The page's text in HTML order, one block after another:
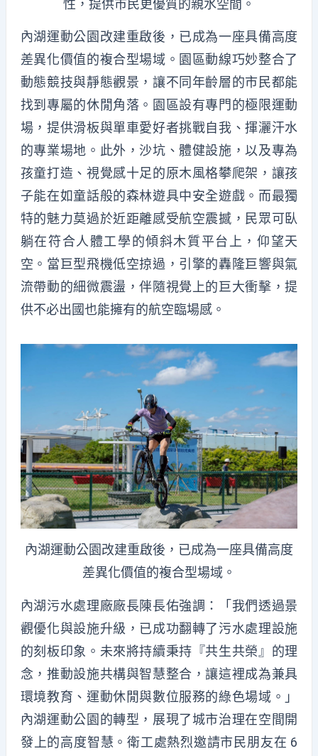
性，提供市民更優質的親水空間。
內湖運動公園改建重啟後，已成為一座具備高度
差異化價值的複合型場域。園區動線巧妙整合了
動態競技與靜態觀景，讓不同年齡層的市民都能
找到專屬的休閒角落。園區設有專門的極限運動
場，提供滑板與單車愛好者挑戰自我、揮灑汗水
的專業場地。此外，沙坑、體健設施，以及專為
孩童打造、視覺感十足的原木風格攀爬架，讓孩
子能在如童話般的森林遊具中安全遊戲。而最獨
特的魅力莫過於近距離感受航空震撼，民眾可臥
躺在符合人體工學的傾斜木質平台上，仰望天
空。當巨型飛機低空掠過，引擎的轟隆巨響與氣
流帶動的細微震盪，伴隨視覺上的巨大衝擊，提
供不必出國也能擁有的航空臨場感。
內湖運動公園改建重啟後，已成為一座具備高度
差異化價值的複合型場域。
內湖污水處理廠廠長陳長佑強調：「我們透過景
觀優化與設施升級，已成功翻轉了污水處理設施
的刻板印象。未來將持續秉持『共生共榮』的理
念，推動設施共構與智慧整合，讓這裡成為兼具
環境教育、運動休閒與數位服務的綠色場域。」
內湖運動公園的轉型，展現了城市治理在空間開
發上的高度智慧。衛工處熱烈邀請市民朋友在 6